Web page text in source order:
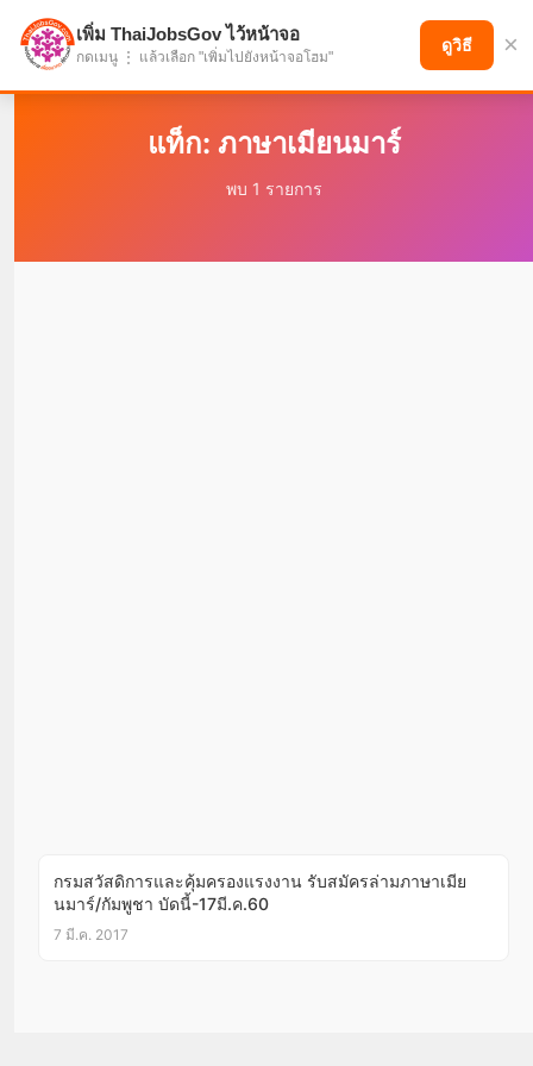
แบ่งปันโอกาส เพื่ออนาคตที่ก้าวหน้า
แท็ก: ภาษาเมียนมาร์
พบ 1 รายการ
กรมสวัสดิการและคุ้มครองแรงงาน รับสมัครล่ามภาษาเมีย
นมาร์/กัมพูชา บัดนี้-17มี.ค.60
7 มี.ค. 2017
เพิ่ม ThaiJobsGov ไว้หน้าจอ
กดเมนู ⋮ แล้วเลือก "เพิ่มไปยังหน้าจอโฮม"
ดูวิธี ×